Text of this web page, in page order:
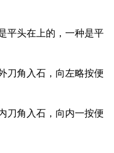
平头在上的，一种是平
刀角入石，向左略按便
刀角入石，向内一按便